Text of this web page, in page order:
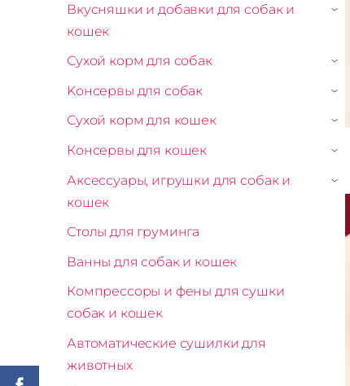
Вкусняшки и добавки для собак и
кошек
›
Сухой корм для собак ›
Kонсервы для собак ›
Сухой корм для кошек ›
Консервы для кошек ›
Аксессуары, игрушки для собак и
кошек
›
Столы для груминга
Ванны для собак и кошек
Компрессоры и фены для сушки
собак и кошек
Автоматические сушилки для
животных